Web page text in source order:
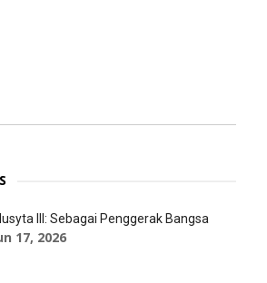
III: Sebagai Penggerak Bangsa
17, 2026